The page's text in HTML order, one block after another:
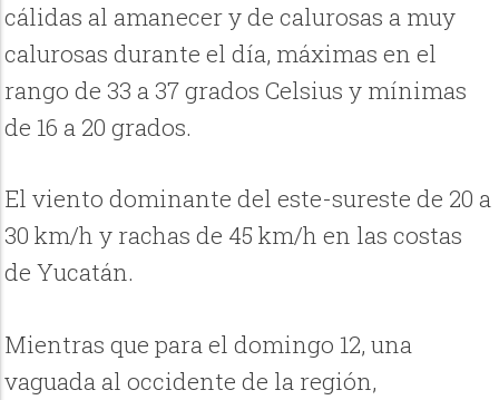
cálidas al amanecer y de calurosas a muy
calurosas durante el día, máximas en el
rango de 33 a 37 grados Celsius y mínimas
de 16 a 20 grados.
El viento dominante del este-sureste de 20 a
30 km/h y rachas de 45 km/h en las costas
de Yucatán.
Mientras que para el domingo 12, una
vaguada al occidente de la región,